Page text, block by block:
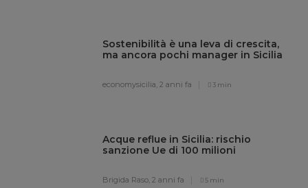
Sostenibilità è una leva di crescita,
ma ancora pochi manager in Sicilia
economysicilia,2 anni fa 3 min
Acque reflue in Sicilia: rischio
sanzione Ue di 100 milioni
Brigida Raso,2 anni fa 5 min